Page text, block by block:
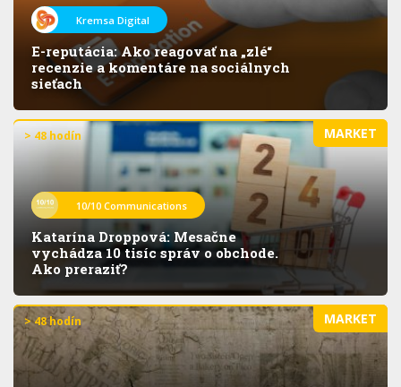
Kremsa Digital
E-reputácia: Ako reagovať na „zlé“
recenzie a komentáre na sociálnych
sieťach
MARKET
> 48 hodín
10/10 Communications
Katarína Droppová: Mesačne
vychádza 10 tisíc správ o obchode.
Ako preraziť?
MARKET
> 48 hodín